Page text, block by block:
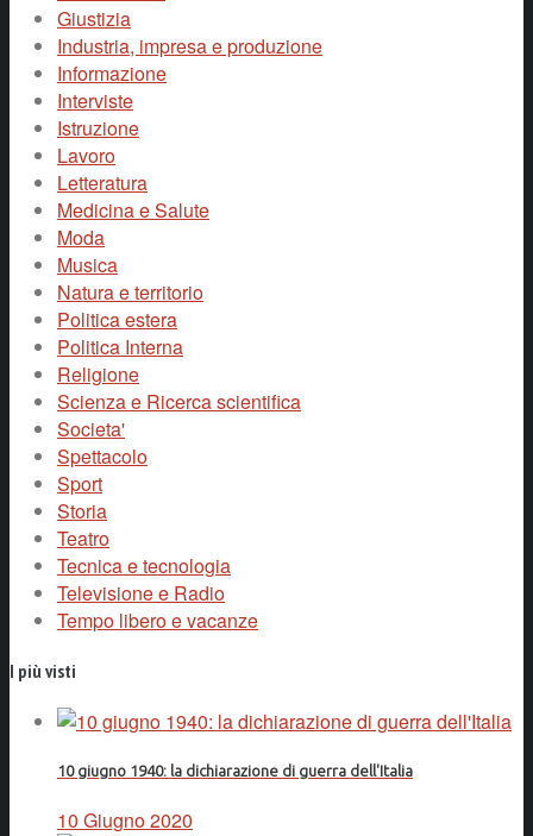
Giustizia
Industria, impresa e produzione
Informazione
Interviste
Istruzione
Lavoro
Letteratura
Medicina e Salute
Moda
Musica
Natura e territorio
Politica estera
Politica Interna
Religione
Scienza e Ricerca scientifica
Societa'
Spettacolo
Sport
Storia
Teatro
Tecnica e tecnologia
Televisione e Radio
Tempo libero e vacanze
I più visti
10 giugno 1940: la dichiarazione di guerra dell'Italia
10 Giugno 2020